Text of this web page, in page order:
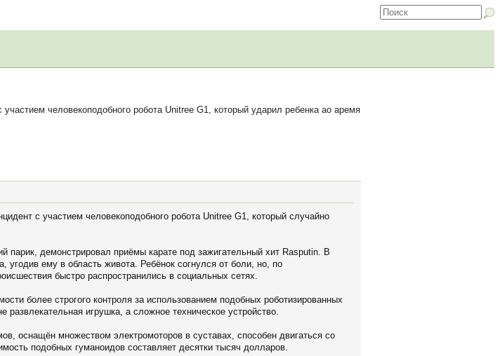
человекоподобного робота Unitree G1, который ударил ребенка ао аремя
с участием человекоподобного робота Unitree G1, который случайно
парик, демонстрировал приёмы карате под зажигательный хит Rasputin. В
ему в область живота. Ребёнок согнулся от боли, но, по
быстро распространились в социальных сетях.
более строгого контроля за использованием подобных роботизированных
игрушка, а сложное техническое устройство.
оснащён множеством электромоторов в суставах, способен двигаться со
подобных гуманоидов составляет десятки тысяч долларов.